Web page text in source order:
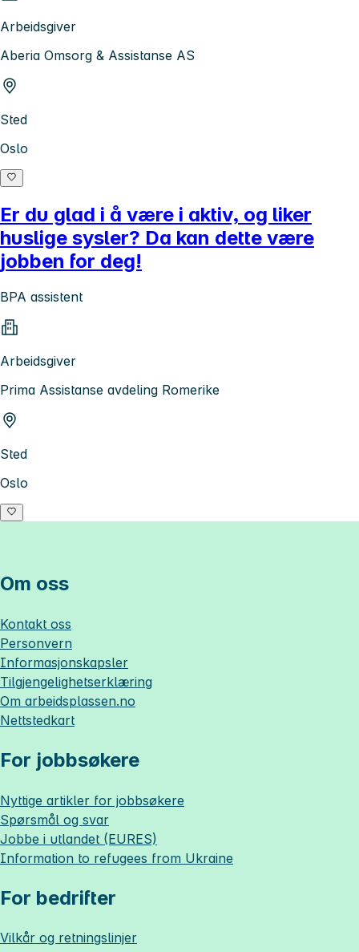
Arbeidsgiver
Aberia Omsorg & Assistanse AS
Sted
Oslo
Er du glad i å være i aktiv, og liker
huslige sysler? Da kan dette være
jobben for deg!
BPA assistent
Arbeidsgiver
Prima Assistanse avdeling Romerike
Sted
Oslo
Om oss
Kontakt oss
Personvern
Informasjonskapsler
Tilgjengelighetserklæring
Om arbeidsplassen.no
Nettstedkart
For jobbsøkere
Nyttige artikler for jobbsøkere
Spørsmål og svar
Jobbe i utlandet (EURES)
Information to refugees from Ukraine
For bedrifter
Vilkår og retningslinjer